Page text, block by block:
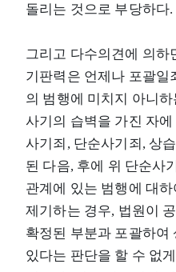
돌리는 것으로 부당하다.
그리고 다수의견에 의하
기판력은 언제나 포괄일
의 범행에 미치지 아니
사기의 습벽을 가진 자
사기죄, 단순사기죄, 상
된 다음, 후에 위 단순사
관계에 있는 범행에 대
제기하는 경우, 법원이
확정된 부분과 포괄하여
있다는 판단을 할 수 없